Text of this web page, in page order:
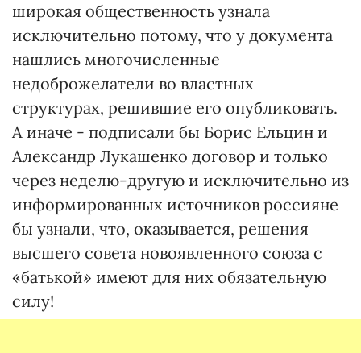
широкая общественность узнала
исключительно потому, что у документа
нашлись многочисленные
недоброжелатели во властных
структурах, решившие его опубликовать.
А иначе - подписали бы Борис Ельцин и
Александр Лукашенко договор и только
через неделю-другую и исключительно из
информированных источников россияне
бы узнали, что, оказывается, решения
высшего совета новоявленного союза с
«батькой» имеют для них обязательную
силу!